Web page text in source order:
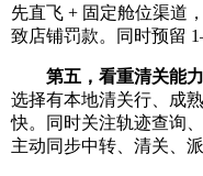
先直飞 + 固定舱位渠道
致店铺罚款。同时预留
第五，看重清关能力
选择有本地清关行、成
快。同时关注轨迹查询
主动同步中转、清关、